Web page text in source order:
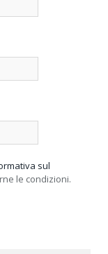
sul
le condizioni.